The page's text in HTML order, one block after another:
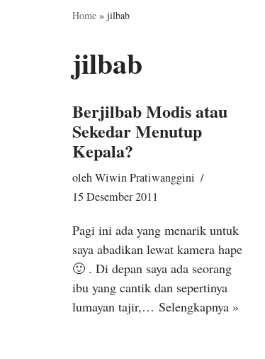
Home » jilbab
jilbab
Berjilbab Modis atau
Sekedar Menutup
Kepala?
olehWiwin Pratiwanggini
15 Desember 2011
Pagi ini ada yang menarik untuk
saya abadikan lewat kamera hape
🙂 . Di depan saya ada seorang
ibu yang cantik dan sepertinya
lumayan tajir,… Selengkapnya »